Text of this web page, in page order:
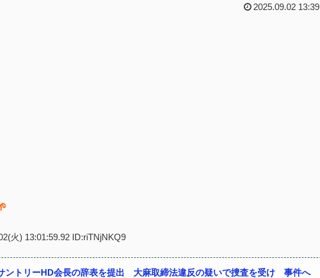
2025.09.02 13:39
火) 13:01:59.92 ID:riTNjNKQ9
ントリーHD会長の辞表を提出 大麻取締法違反の疑いで捜査を受け 事件へ